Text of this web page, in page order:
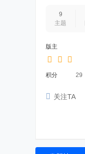
9
主题
版主
积分 29
关注TA